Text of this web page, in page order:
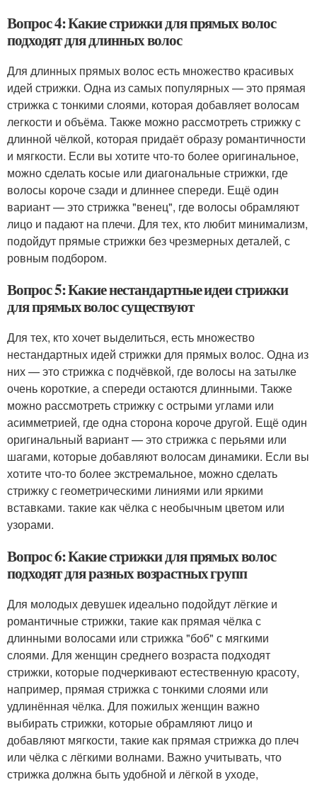
Вопрос 4: Какие стрижки для прямых волос
подходят для длинных волос
Для длинных прямых волос есть множество красивых
идей стрижки. Одна из самых популярных — это прямая
стрижка с тонкими слоями, которая добавляет волосам
легкости и объёма. Также можно рассмотреть стрижку с
длинной чёлкой, которая придаёт образу романтичности
и мягкости. Если вы хотите что-то более оригинальное,
можно сделать косые или диагональные стрижки, где
волосы короче сзади и длиннее спереди. Ещё один
вариант — это стрижка "венец", где волосы обрамляют
лицо и падают на плечи. Для тех, кто любит минимализм,
подойдут прямые стрижки без чрезмерных деталей, с
ровным подбором.
Вопрос 5: Какие нестандартные идеи стрижки
для прямых волос существуют
Для тех, кто хочет выделиться, есть множество
нестандартных идей стрижки для прямых волос. Одна из
них — это стрижка с подчёвкой, где волосы на затылке
очень короткие, а спереди остаются длинными. Также
можно рассмотреть стрижку с острыми углами или
асимметрией, где одна сторона короче другой. Ещё один
оригинальный вариант — это стрижка с перьями или
шагами, которые добавляют волосам динамики. Если вы
хотите что-то более экстремальное, можно сделать
стрижку с геометрическими линиями или яркими
вставками. такие как чёлка с необычным цветом или
узорами.
Вопрос 6: Какие стрижки для прямых волос
подходят для разных возрастных групп
Для молодых девушек идеально подойдут лёгкие и
романтичные стрижки, такие как прямая чёлка с
длинными волосами или стрижка "боб" с мягкими
слоями. Для женщин среднего возраста подходят
стрижки, которые подчеркивают естественную красоту,
например, прямая стрижка с тонкими слоями или
удлинённая чёлка. Для пожилых женщин важно
выбирать стрижки, которые обрамляют лицо и
добавляют мягкости, такие как прямая стрижка до плеч
или чёлка с лёгкими волнами. Важно учитывать, что
стрижка должна быть удобной и лёгкой в уходе,